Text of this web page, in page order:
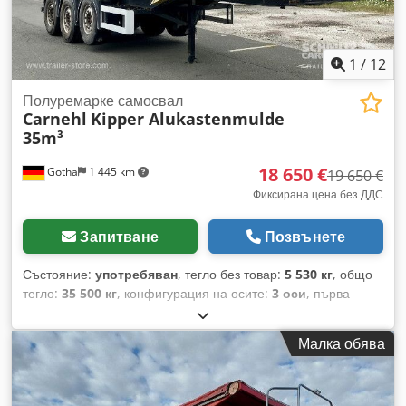
1 / 12
Gotha 1 445 km
Полуремарке самосвал
Carnehl Kipper Alukastenmulde
35m³
18 650 €19 650 €
Фиксирана цена без ДДС
Запитване Позвънете
Състояние: употребяван, тегло без товар: 5 530 кг, общо
тегло: 35 500 кг, конфигурация на осите: 3 оси, първа
, дължина на товарното пространство:
8 200 мм, ширина на товарното пространство:2 300 мм,
височина на товарното пространство:
1 900 мм, обем на
товарното пространство: 35 m³ , окачване:въздух
, размер
на гумата:385/65 R22,5 , цвят:сребърен, Година на
Малка обява